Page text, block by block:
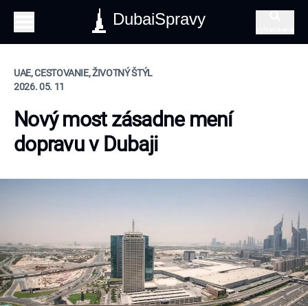
DubaiSpravy
UAE, CESTOVANIE, ŽIVOTNÝ ŠTÝL
2026. 05. 11
Nový most zásadne mení
dopravu v Dubaji